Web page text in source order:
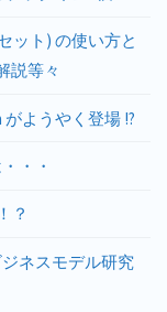
ット) の使い方と
説等々
ようやく登場 !?
・・
？
ネスモデル研究